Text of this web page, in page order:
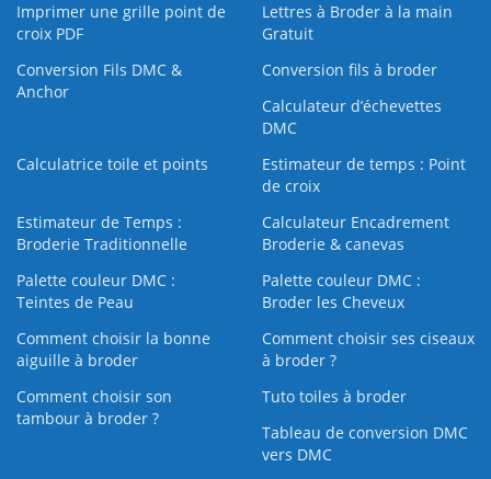
Imprimer une grille point de
croix PDF
Lettres à Broder à la main
Gratuit
Conversion Fils DMC &
Anchor
Conversion fils à broder
Calculateur d’échevettes
DMC
Calculatrice toile et points
Estimateur de temps : Point
de croix
Estimateur de Temps :
Broderie Traditionnelle
Calculateur Encadrement
Broderie & canevas
Palette couleur DMC :
Teintes de Peau
Palette couleur DMC :
Broder les Cheveux
Comment choisir la bonne
aiguille à broder
Comment choisir ses ciseaux
à broder ?
Comment choisir son
tambour à broder ?
Tuto toiles à broder
Tableau de conversion DMC
vers DMC